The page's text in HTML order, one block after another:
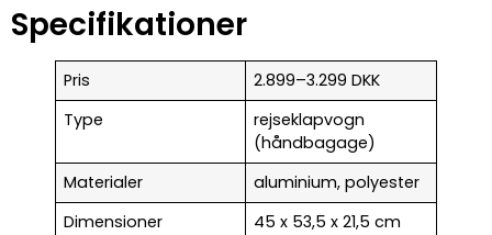
Specifikationer
Pris
2.899–3.299 DKK
Type
rejseklapvogn
(håndbagage)
Materialer
aluminium, polyester
Dimensioner
45 x 53,5 x 21,5 cm